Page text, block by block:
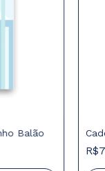
Balão